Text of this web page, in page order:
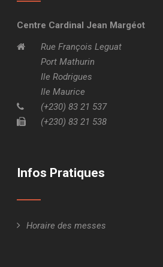
Centre Cardinal Jean Margéot
Rue François Leguat
Port Mathurin
Ile Rodrigues
Ile Maurice
(+230) 83 21 537
(+230) 83 21 538
Infos Pratiques
Horaire des messes